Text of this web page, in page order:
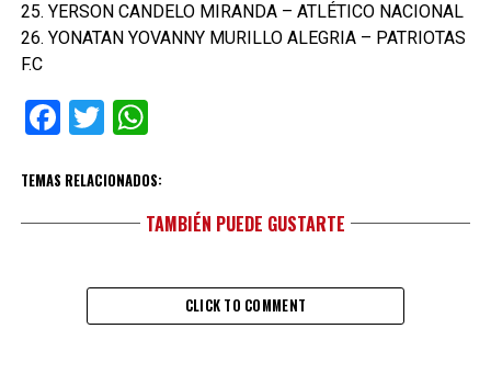
25. YERSON CANDELO MIRANDA – ATLÉTICO NACIONAL
26. YONATAN YOVANNY MURILLO ALEGRIA – PATRIOTAS
F.C
Facebook
TwitterWhatsApp
TEMAS RELACIONADOS:
TAMBIÉN PUEDE GUSTARTE
CLICK TO COMMENT